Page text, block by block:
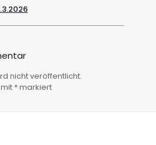
nicht veröffentlicht.
*markiert